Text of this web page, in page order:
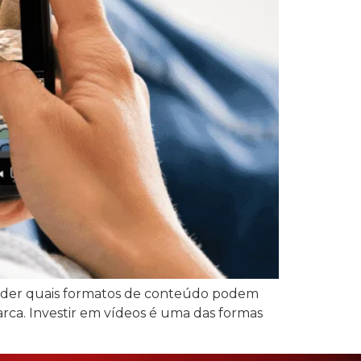
quais formatos de conteúdo podem
Investir em vídeos é uma das formas